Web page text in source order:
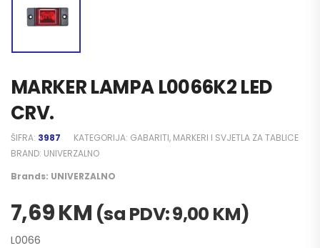
MARKER LAMPA L0066K2 LED
CRV.
ŠIFRA: 3987 KATEGORIJA: GABARITI, MARKERI I SVJETLA ZA TABLICE
BRAND: UNIVERZALNO
Brands: UNIVERZALNO
7,69KM (sa PDV:9,00 KM)
L0066